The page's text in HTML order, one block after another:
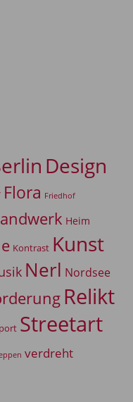
Design
Flora Friedhof
Heim
Kontrast Kunst
Nerl Nordsee
Relikt
Streetart
verdreht